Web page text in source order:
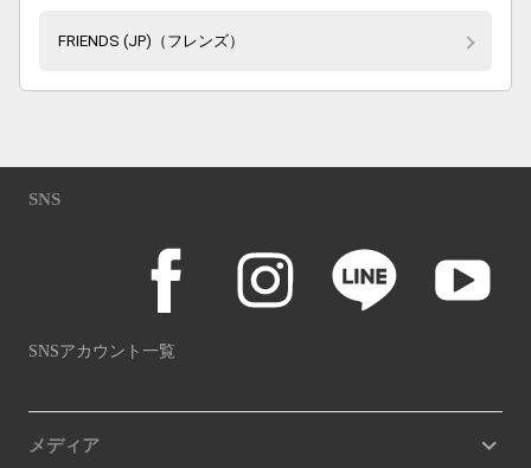
FRIENDS (JP)（フレンズ）
SNS
SNSアカウント一覧
メディア